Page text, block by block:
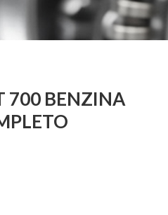
700 BENZINA